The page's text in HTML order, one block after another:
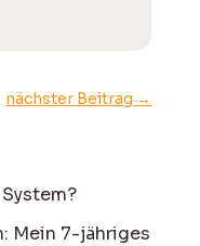
nächster Beitrag →
Mein 7-jähriges